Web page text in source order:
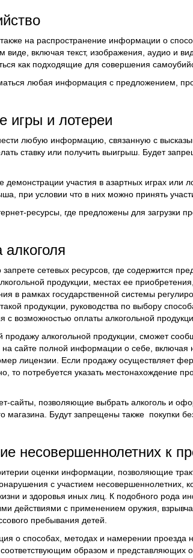
также на распространение информации о
включая текст, изображения, аудио и
как подходящие для совершения
любая информация с предложением,
игры и лотереи
любую информацию, связанную с
ставку или получить выигрыш. Будет
демонстрации участия в азартных играх или
при условии что в них можно принять
ресурсы, где предложены для загрузки
запрете сетевых ресурсов, где содержится
продукции, местах ее
в рамках государственной системы
продукции, руководства по выбору
с возможностью оплаты алкогольной
алкогольной продукции, сможет
на сайте полной информации о себе,
лицензии. Если продажу осуществляет
то потребуется указать местонахождение
сайты, позволяющие выбрать алкоголь и
магазина. Будут запрещены также покупки
несовершеннолетних к
оценки информации, позволяющие
с участием несовершеннолетних,
и здоровья иных лиц. К подобного рода
действиями с применением оружия,
пребывания детей.
о способах, методах и намерении проезда
образом и представляющих